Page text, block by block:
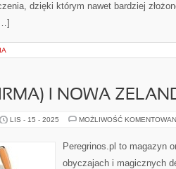
dzięki którym nawet bardziej
I NOWA
LIS - 15 - 2025 MOŻLIWOŚĆ
Peregrinos.pl to magazyn
obyczajach i magicznych